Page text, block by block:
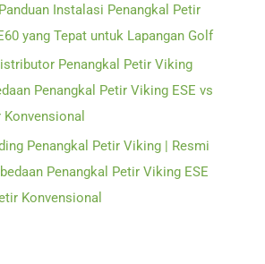
Panduan Instalasi Penangkal Petir
yang Tepat untuk Lapangan Golf
Penangkal Petir Viking
Penangkal Petir Viking ESE vs
Penangkal Petir Viking | Resmi
Penangkal Petir Viking ESE
Konvensional